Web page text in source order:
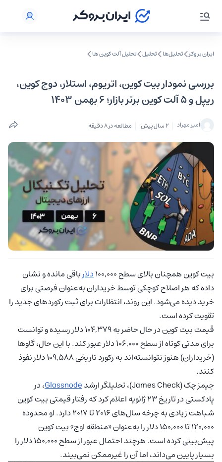
ایران بروکر تحلیل‌ها تحلیل‌ تحلیل آلت کوین ها
بررسی نمودار بیت کوین، اتریوم، استلار، دوج کوین،
ریپل و ۵ آلت کوین برتر بازار؛ ۶ بهمن ۱۴۰۳
امیر مهراد 2 سال پیش مطالعه در 8 دقیقه
بیت‌ کوین همچنان بالای سطح 100,000 دلارباقی مانده و نشان
داده که هر اصلاح کوچکی توسط خریداران به‌عنوان فرصتی برای
خرید دیده می‌شود. این روند، انتظارات برای ثبت رکوردهای جدید را
تقویت کرده است.
قیمت بیت‌ کوین در حال حاضر به 104,379 دلار رسیده و توانست
برای مدتی کوتاه از سطح 106,000 دلار عبور کند. با این حال، گاوها
(خریداران) هنوز نتوانسته‌اند به رکورد تاریخی 109,588 دلار نفوذ
کنند.
جیمز چک (James Check)، تحلیلگر ارشد
Glassnode، در
پادکستی در تاریخ 23 ژانویه اعلام کرد که رفتار قیمتی بیت‌ کوین
شباهت زیادی به چرخه سال‌های 2016 تا 2017 دارد. او محدوده
120,000 تا 150,000 دلار را به‌عنوان «منطقه اوج» بیت‌ کوین
پیش‌بینی کرده است. هرچند احتمال عبور از سطح 150,000 دلار را
بسیار پایین می‌داند، اما آن را غیرممکن نمی‌بیند.